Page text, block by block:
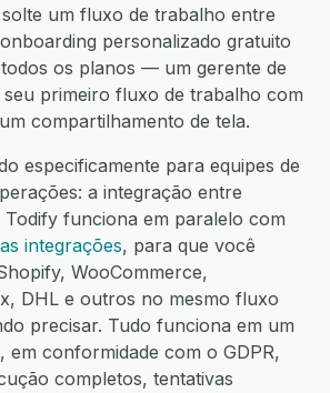
um fluxo de trabalho entre
personalizado gratuito
os planos — um gerente de
primeiro fluxo de trabalho com
compartilhamento de tela.
especificamente para equipes de
a integração entre
Todify funciona em paralelo com
integrações, para que você
WooCommerce,
DHL e outros no mesmo fluxo
precisar. Tudo funciona em um
em conformidade com o GDPR,
completos, tentativas